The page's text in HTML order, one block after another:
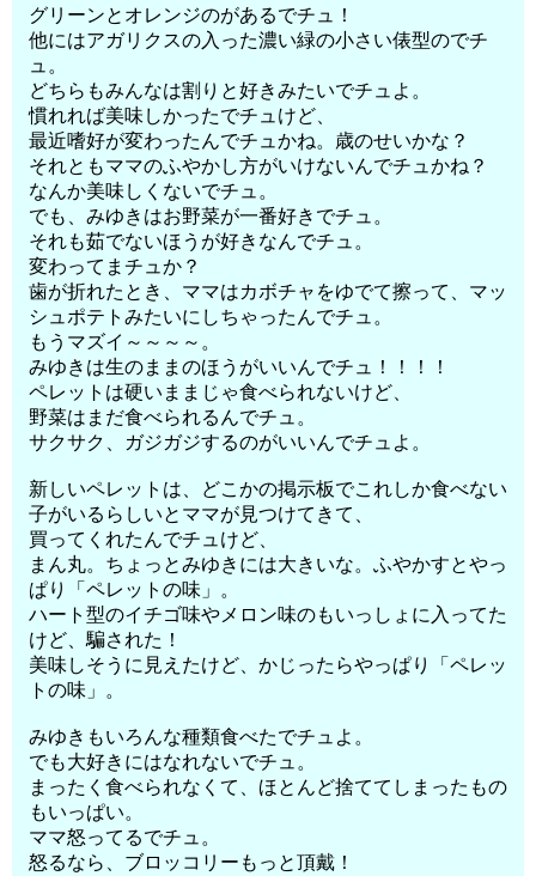
グリーンとオレンジのがあるでチュ！
他にはアガリクスの入った濃い緑の小さい俵型のでチ
ュ。
どちらもみんなは割りと好きみたいでチュよ。
慣れれば美味しかったでチュけど、
最近嗜好が変わったんでチュかね。歳のせいかな？
それともママのふやかし方がいけないんでチュかね？
なんか美味しくないでチュ。
でも、みゆきはお野菜が一番好きでチュ。
それも茹でないほうが好きなんでチュ。
変わってまチュか？
歯が折れたとき、ママはカボチャをゆでて擦って、マッ
シュポテトみたいにしちゃったんでチュ。
もうマズイ～～～～。
みゆきは生のままのほうがいいんでチュ！！！！
ペレットは硬いままじゃ食べられないけど、
野菜はまだ食べられるんでチュ。
サクサク、ガジガジするのがいいんでチュよ。
新しいペレットは、どこかの掲示板でこれしか食べない
子がいるらしいとママが見つけてきて、
買ってくれたんでチュけど、
まん丸。ちょっとみゆきには大きいな。ふやかすとやっ
ぱり「ペレットの味」。
ハート型のイチゴ味やメロン味のもいっしょに入ってた
けど、騙された！
美味しそうに見えたけど、かじったらやっぱり「ペレッ
トの味」。
みゆきもいろんな種類食べたでチュよ。
でも大好きにはなれないでチュ。
まったく食べられなくて、ほとんど捨ててしまったもの
もいっぱい。
ママ怒ってるでチュ。
怒るなら、ブロッコリーもっと頂戴！